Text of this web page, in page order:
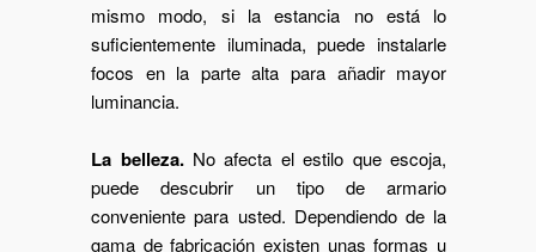
mismo modo, si la estancia no está lo
suficientemente iluminada, puede instalarle
focos en la parte alta para añadir mayor
luminancia.
La belleza.No afecta el estilo que escoja,
puede descubrir un tipo de armario
conveniente para usted. Dependiendo de la
gama de fabricación existen unas formas u